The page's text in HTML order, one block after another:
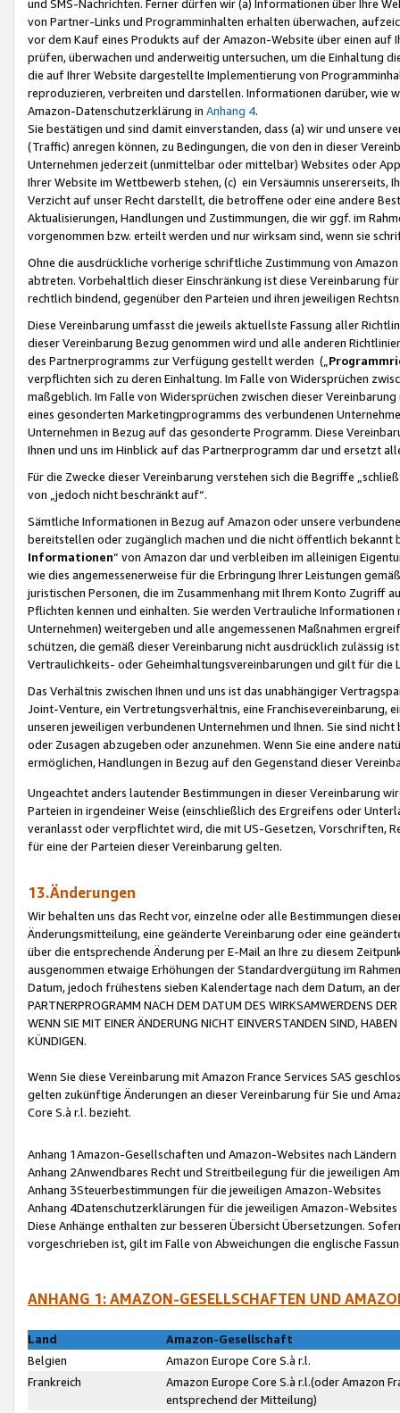
und SMS-Nachrichten. Ferner dürfen wir (a) Informationen über Ihre
von Partner-Links und Programminhalten erhalten überwachen,
vor dem Kauf eines Produkts auf der Amazon-Website über einen
prüfen, überwachen und anderweitig untersuchen, um die Einhaltung
die auf Ihrer Website dargestellte Implementierung von
reproduzieren, verbreiten und darstellen. Informationen darüber, wie
Amazon-Datenschutzerklärung in Anhang 4.
Sie bestätigen und sind damit einverstanden, dass (a) wir und
(Traffic) anregen können, zu Bedingungen, die von den in dieser
Unternehmen jederzeit (unmittelbar oder mittelbar) Websites oder
Ihrer Website im Wettbewerb stehen, (c) ein Versäumnis unsererseits,
Verzicht auf unser Recht darstellt, die betroffene oder eine andere
Aktualisierungen, Handlungen und Zustimmungen, die wir ggf. im
vorgenommen bzw. erteilt werden und nur wirksam sind, wenn sie
Ohne die ausdrückliche vorherige schriftliche Zustimmung von
abtreten. Vorbehaltlich dieser Einschränkung ist diese Vereinbarung
rechtlich bindend, gegenüber den Parteien und ihren jeweiligen
Diese Vereinbarung umfasst die jeweils aktuellste Fassung aller
dieser Vereinbarung Bezug genommen wird und alle anderen
des Partnerprogramms zur Verfügung gestellt werden („
verpflichten sich zu deren Einhaltung. Im Falle von Widersprüchen
maßgeblich. Im Falle von Widersprüchen zwischen dieser
eines gesonderten Marketingprogramms des verbundenen
Unternehmen in Bezug auf das gesonderte Programm. Diese
Ihnen und uns im Hinblick auf das Partnerprogramm dar und ersetzt
Für die Zwecke dieser Vereinbarung verstehen sich die Begriffe
von „jedoch nicht beschränkt auf“.
Sämtliche Informationen in Bezug auf Amazon oder unsere
bereitstellen oder zugänglich machen und die nicht öffentlich
Informationen“ von Amazon dar und verbleiben im alleinigen
wie dies angemessenerweise für die Erbringung Ihrer Leistungen
juristischen Personen, die im Zusammenhang mit Ihrem Konto
Pflichten kennen und einhalten. Sie werden Vertrauliche
Unternehmen) weitergeben und alle angemessenen Maßnahmen
schützen, die gemäß dieser Vereinbarung nicht ausdrücklich zulässig
Vertraulichkeits- oder Geheimhaltungsvereinbarungen und gilt für die
Das Verhältnis zwischen Ihnen und uns ist das unabhängiger
Joint-Venture, ein Vertretungsverhältnis, eine Franchisevereinbarung,
unseren jeweiligen verbundenen Unternehmen und Ihnen. Sie sind
oder Zusagen abzugeben oder anzunehmen. Wenn Sie eine andere
ermöglichen, Handlungen in Bezug auf den Gegenstand dieser
Ungeachtet anders lautender Bestimmungen in dieser Vereinbarung
Parteien in irgendeiner Weise (einschließlich des Ergreifens oder
veranlasst oder verpflichtet wird, die mit US-Gesetzen, Vorschriften,
für eine der Parteien dieser Vereinbarung gelten.
13.Änderungen
Wir behalten uns das Recht vor, einzelne oder alle Bestimmungen
Änderungsmitteilung, eine geänderte Vereinbarung oder eine
über die entsprechende Änderung per E-Mail an Ihre zu diesem
ausgenommen etwaige Erhöhungen der Standardvergütung im
Datum, jedoch frühestens sieben Kalendertage nach dem Datum, an
PARTNERPROGRAMM NACH DEM DATUM DES WIRKSAMWERDENS
WENN SIE MIT EINER ÄNDERUNG NICHT EINVERSTANDEN SIND,
KÜNDIGEN.
Wenn Sie diese Vereinbarung mit Amazon France Services SAS
gelten zukünftige Änderungen an dieser Vereinbarung für Sie und
Core S.à r.l. bezieht.
Anhang 1Amazon-Gesellschaften und Amazon-Websites nach Ländern
Anhang 2Anwendbares Recht und Streitbeilegung für die jeweiligen
Anhang 3Steuerbestimmungen für die jeweiligen Amazon-Websites
Anhang 4Datenschutzerklärungen für die jeweiligen Amazon-Websites
Diese Anhänge enthalten zur besseren Übersicht Übersetzungen.
vorgeschrieben ist, gilt im Falle von Abweichungen die englische
ANHANG 1: AMAZON-GESELLSCHAFTEN UND
Land
Amazon-Gesellschaft
Belgien
Amazon Europe Core S.à r.l.
Frankreich
Amazon Europe Core S.à r.l.(oder Amazon
entsprechend der Mitteilung)